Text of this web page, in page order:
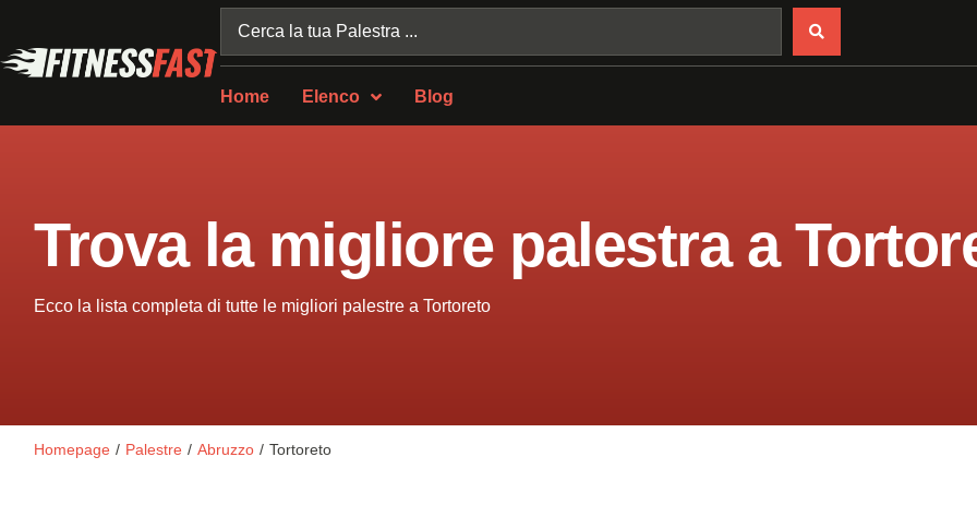
Home Elenco Blog
Trova la migliore palestra a
Ecco la lista completa di tutte le migliori palestre a Tortoreto
Homepage / Palestre / Abruzzo / Tortoreto